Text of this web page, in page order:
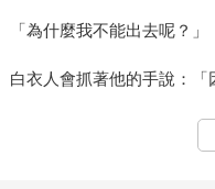
「為什麼我不能出去呢？」
白衣人會抓著他的手說：「
他說話時的語氣那麼認真